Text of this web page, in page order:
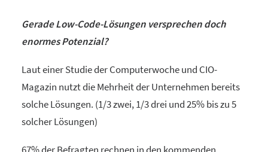
Gerade Low-Code-Lösungen versprechen doch
enormes Potenzial?
Laut einer Studie der Computerwoche und CIO-
Magazin nutzt die Mehrheit der Unternehmen bereits
solche Lösungen. (1/3 zwei, 1/3 drei und 25% bis zu 5
solcher Lösungen)